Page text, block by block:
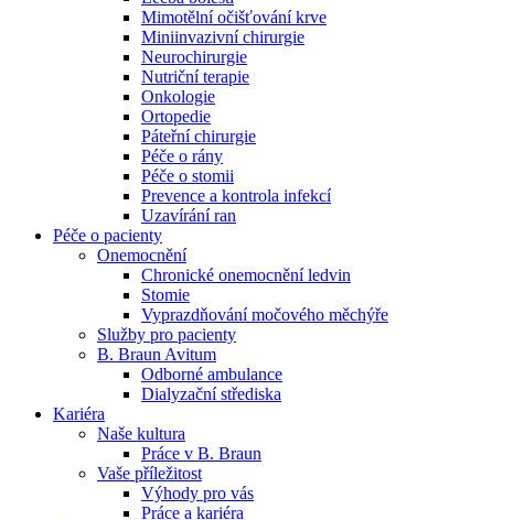
Dialyzační střediska​
B. Braun Avitum poskytuje kvalitní dialyzační péči ve všech
Nabídky pracovních míst
Objevte své kariérní příležitosti ​v B. Braun. Vyhledejte náš trh
Kontakt
Zůstaňte v dialogu s B. Braun. ​Kontaktujte nás.​
Mimotělní očišťování krve
Miniinvazivní chirurgie
Neurochirurgie
Nutriční terapie
Onkologie
Ortopedie
Páteřní chirurgie
Péče o rány
Péče o stomii
Prevence a kontrola infekcí
Uzavírání ran
Péče o pacienty
Onemocnění
Chronické onemocnění ledvin
Stomie
Vyprazdňování močového měchýře
Služby pro pacienty
B. Braun Avitum
Odborné ambulance
Dialyzační střediska
Kariéra
Naše kultura
Práce v B. Braun
Vaše příležitost​
Výhody pro vás
Práce a kariéra